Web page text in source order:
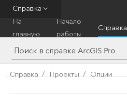
Справка
На
главную
Начало
работы
Справка
Справка Проекты Опции